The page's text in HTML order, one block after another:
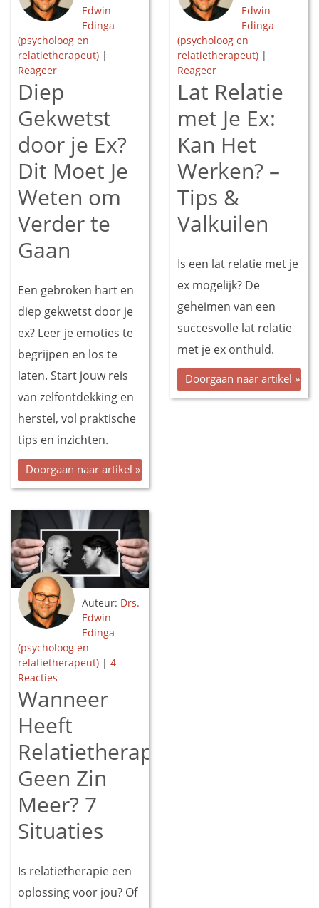
Edwin
Edinga
(psycholoog en
relatietherapeut) |
Reageer
Diep
Gekwetst
door je Ex?
Dit Moet Je
Weten om
Verder te
Gaan
Een gebroken hart en
diep gekwetst door je
ex? Leer je emoties te
begrijpen en los te
laten. Start jouw reis
van zelfontdekking en
herstel, vol praktische
tips en inzichten.
Doorgaan naar artikel »
Edwin
Edinga
(psycholoog en
relatietherapeut) |
Reageer
Lat Relatie
met Je Ex:
Kan Het
Werken? –
Tips &
Valkuilen
Is een lat relatie met je
ex mogelijk? De
geheimen van een
succesvolle lat relatie
met je ex onthuld.
Doorgaan naar artikel »
Auteur: Drs.
Edwin
Edinga
(psycholoog en
relatietherapeut) | 4
Reacties
Wanneer
Heeft
Relatietherapie
Geen Zin
Meer? 7
Situaties
Is relatietherapie een
oplossing voor jou? Of